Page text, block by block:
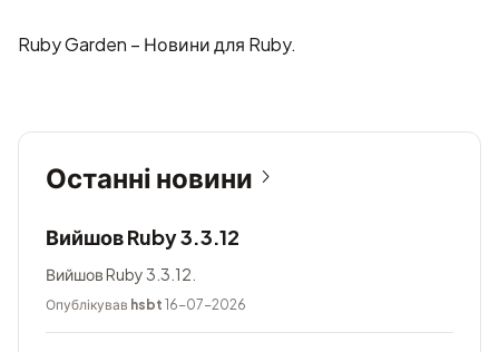
Ruby Garden – Новини для Ruby.
Останні новини
Вийшов Ruby 3.3.12
Вийшов Ruby 3.3.12.
Опублікував hsbt 16-07-2026